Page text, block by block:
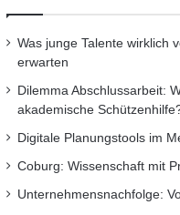
Was junge Talente wirklich
erwarten
Dilemma Abschlussarbeit:
akademische
Digitale Planungstools im
Coburg: Wissenschaft mit
Unternehmensnachfolge: